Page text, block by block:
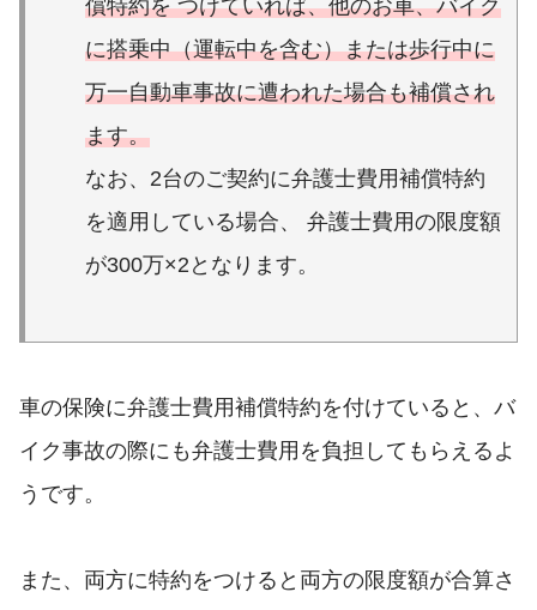
償特約を つけていれば、他のお車、バイク
に搭乗中（運転中を含む）または歩行中に
万一自動車事故に遭われた場合も補償され
ます。
なお、2台のご契約に弁護士費用補償特約
を適用している場合、 弁護士費用の限度額
が300万×2となります。
車の保険に弁護士費用補償特約を付けていると、バ
イク事故の際にも弁護士費用を負担してもらえるよ
うです。
また、両方に特約をつけると両方の限度額が合算さ